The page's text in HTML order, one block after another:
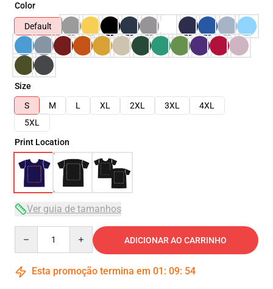
Color
Default
Size
S
M L XL 2XL 3XL
4XL
5XL
Print Location
Ver guia de tamanhos
ADICIONAR AO CARRINHO
Esta promoção termina em 01 : 09: 54